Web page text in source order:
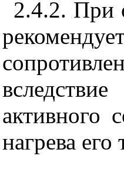
2.4.2. При
активного
нагрева